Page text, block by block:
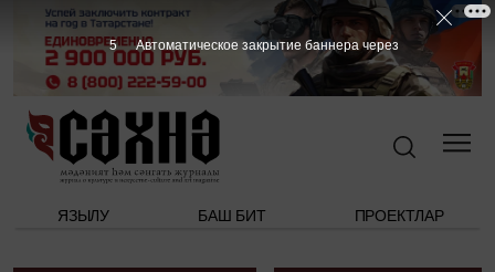
ЯЗЫЛУ БАШ БИТ ПРОЕКТЛАР
4 Автоматическое закрытие баннера через